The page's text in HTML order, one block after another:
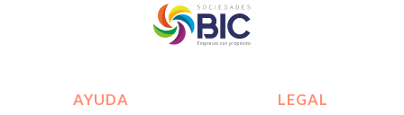
AYUDA LEGAL